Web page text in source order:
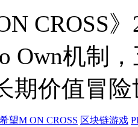
CROSS
Own机制
期价值冒
希望M ON CROSS 区块链游戏